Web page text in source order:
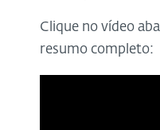
Clique no vídeo
resumo completo: